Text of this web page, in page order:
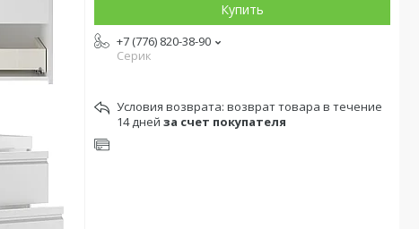
Купить
+7 (776) 820-38-90
Серик
возврат товара в течение
14 дней за счет покупателя